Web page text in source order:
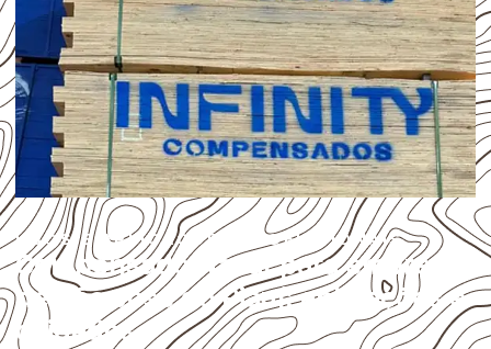
USOS E APLICAÇÕES PROFISSIONAIS
Compensado Naval para empresas
de São José do Piauí: aplicações e
cuidados